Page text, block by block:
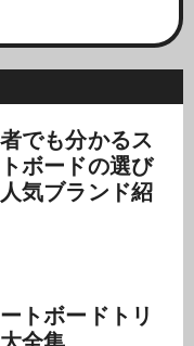
でも分かるス
ボードの選び
気ブランド紹
トボードトリ